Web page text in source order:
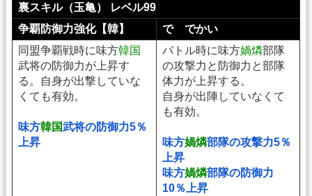
裏スキル（玉亀） レベル99
争覇防御力強化【韓】
で でかい
同盟争覇戦時に味方韓国
武将の防御力が上昇す
る。自身が出撃していな
くても有効。
味方韓国武将の防御力5％
上昇
バトル時に味方媧燐部隊
の攻撃力と防御力と部隊
体力が上昇する。
自身が出陣していなくて
も有効。
味方媧燐部隊の攻撃力5％
上昇
味方媧燐部隊の防御力
10％上昇